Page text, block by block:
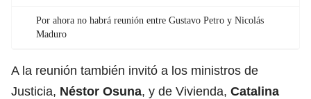
Por ahora no habrá reunión entre Gustavo Petro y Nicolás
Maduro
A la reunión también invitó a los ministros de
Justicia, Néstor Osuna, y de Vivienda, Catalina